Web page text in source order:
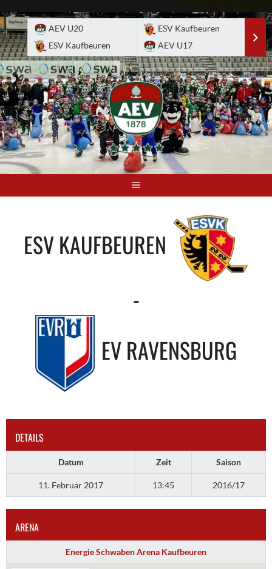
to
content
AEV U20
ESV Kaufbeuren
ESV Kaufbeuren
AEV U17
ESV KAUFBEUREN
-
EV RAVENSBURG
DETAILS
Datum Zeit Saison
11. Februar 2017 13:45 2016/17
ARENA
Energie Schwaben Arena Kaufbeuren